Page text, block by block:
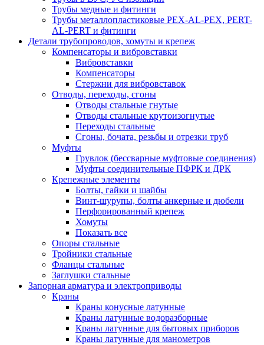
Трубы медные и фитинги
Трубы металлопластиковые PEX-AL-PEX, PERT-
AL-PERT и фитинги
Детали трубопроводов, хомуты и крепеж
Компенсаторы и вибровставки
Вибровставки
Компенсаторы
Стержни для вибровставок
Отводы, переходы, сгоны
Отводы стальные гнутые
Отводы стальные крутоизогнутые
Переходы стальные
Сгоны, бочата, резьбы и отрезки труб
Муфты
Грувлок (бессварные муфтовые соединения)
Муфты соединительные ПФРК и ДРК
Крепежные элементы
Болты, гайки и шайбы
Винт-шурупы, болты анкерные и дюбели
Перфорированный крепеж
Хомуты
Показать все
Опоры стальные
Тройники стальные
Фланцы стальные
Заглушки стальные
Запорная арматура и электроприводы
Краны
Краны конусные латунные
Краны латунные водоразборные
Краны латунные для бытовых приборов
Краны латунные для манометров